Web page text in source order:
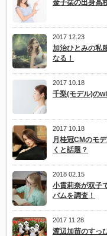
金子栞の出身高
2017 12.23
加治ひとみの私
なる！
2017 10.18
千梨(モデル)の
2017 10.18
月桂冠CMのモ
くと話題？
2018 02.15
小貫莉奈が双子
バムを調査！
2017 11.28
渡辺加苗のすっ